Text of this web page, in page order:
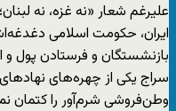
علیرغم شعار «نه غزه، نه
ایران، حکومت اسلامی
بازنشستگان و فرستادن پول
سراج یکی از چهره‌های
وطن‌فروشی شرم‌آور را کتمان